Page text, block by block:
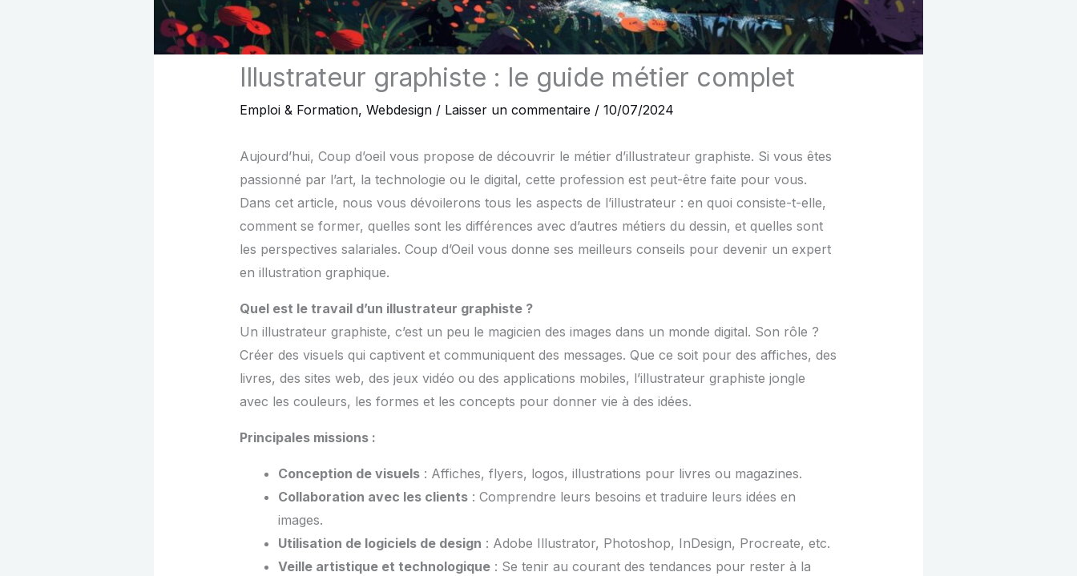
Illustrateur graphiste : le guide métier complet
Emploi & Formation, Webdesign/ Laisser un commentaire / 10/07/2024
Aujourd’hui, Coup d’oeil vous propose de découvrir le métier d’illustrateur graphiste. Si vous êtes
passionné par l’art, la technologie ou le digital, cette profession est peut-être faite pour vous.
Dans cet article, nous vous dévoilerons tous les aspects de l’illustrateur : en quoi consiste-t-elle,
comment se former, quelles sont les différences avec d’autres métiers du dessin, et quelles sont
les perspectives salariales. Coup d’Oeil vous donne ses meilleurs conseils pour devenir un expert
en illustration graphique.
Quel est le travail d’un illustrateur graphiste ?
Un illustrateur graphiste, c’est un peu le magicien des images dans un monde digital. Son rôle ?
Créer des visuels qui captivent et communiquent des messages. Que ce soit pour des affiches, des
livres, des sites web, des jeux vidéo ou des applications mobiles, l’illustrateur graphiste jongle
avec les couleurs, les formes et les concepts pour donner vie à des idées.
Principales missions :
Conception de visuels: Affiches, flyers, logos, illustrations pour livres ou magazines.
Collaboration avec les clients: Comprendre leurs besoins et traduire leurs idées en
images.
Utilisation de logiciels de design : Adobe Illustrator, Photoshop, InDesign, Procreate, etc.
Veille artistique et technologique: Se tenir au courant des tendances pour rester à la